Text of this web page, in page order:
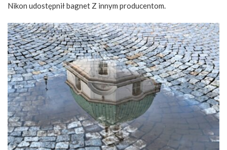
Nikon udostępnił bagnet Z innym producentom.